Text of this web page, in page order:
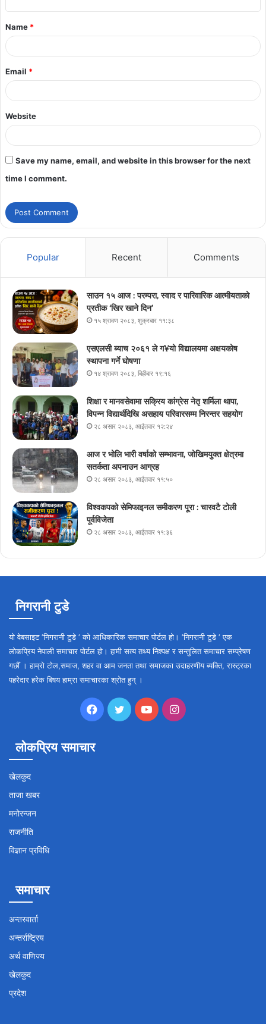
Name *
Email *
Website
Save my name, email, and website in this browser for the next
time I comment.
Popular Recent Comments
साउन १५ आज : परम्परा, स्वाद र पारिवारिक आत्मीयताको
प्रतीक ‘खिर खाने दिन’
१५ श्रावण २०८३, शुक्रबार ११:३८
एसएलसी ब्याच २०६१ ले ग¥यो विद्यालयमा अक्षयकोष
स्थापना गर्ने घोषणा
१४ श्रावण २०८३, बिहीबार १९:१६
शिक्षा र मानवसेवामा सक्रिय कांग्रेस नेतृ शर्मिला थापा,
विपन्न विद्यार्थीदेखि असहाय परिवारसम्म निरन्तर सहयोग
२८ असार २०८३, आईतवार १२:२४
आज र भोलि भारी वर्षाको सम्भावना, जोखिमयुक्त क्षेत्रमा
सतर्कता अपनाउन आग्रह
२८ असार २०८३, आईतवार ११:५०
विश्वकपको सेमिफाइनल समीकरण पूरा : चारवटै टोली
पूर्वविजेता
२८ असार २०८३, आईतवार ११:३६
निगरानी टुडे
यो वेबसाइट ‘निगरानी टुडे ‘ को आधिकारिक समाचार पोर्टल हो। ‘निगरानी टुडे ‘ एक
लोकप्रिय नेपाली समाचार पोर्टल हो। हामी सत्य तथ्य निश्पक्ष र सन्तुलित समाचार सम्प्रेषण
गर्छौँ । हाम्रो टोल,समाज, शहर वा आम जनता तथा समाजका उदाहरणीय ब्यक्ति, रास्ट्रका
पहरेदार हरेक बिषय हाम्रा समाचारका श्रोत हुन् ।
Facebook
TwitterYouTubeInstagram
लोकप्रिय समाचार
खेलकुद
ताजा खबर
मनोरन्जन
राजनीति
विज्ञान प्रविधि
समाचार
अन्तरवार्ता
अन्तर्राष्ट्रिय
अर्थ वाणिज्य
खेलकुद
प्रदेश